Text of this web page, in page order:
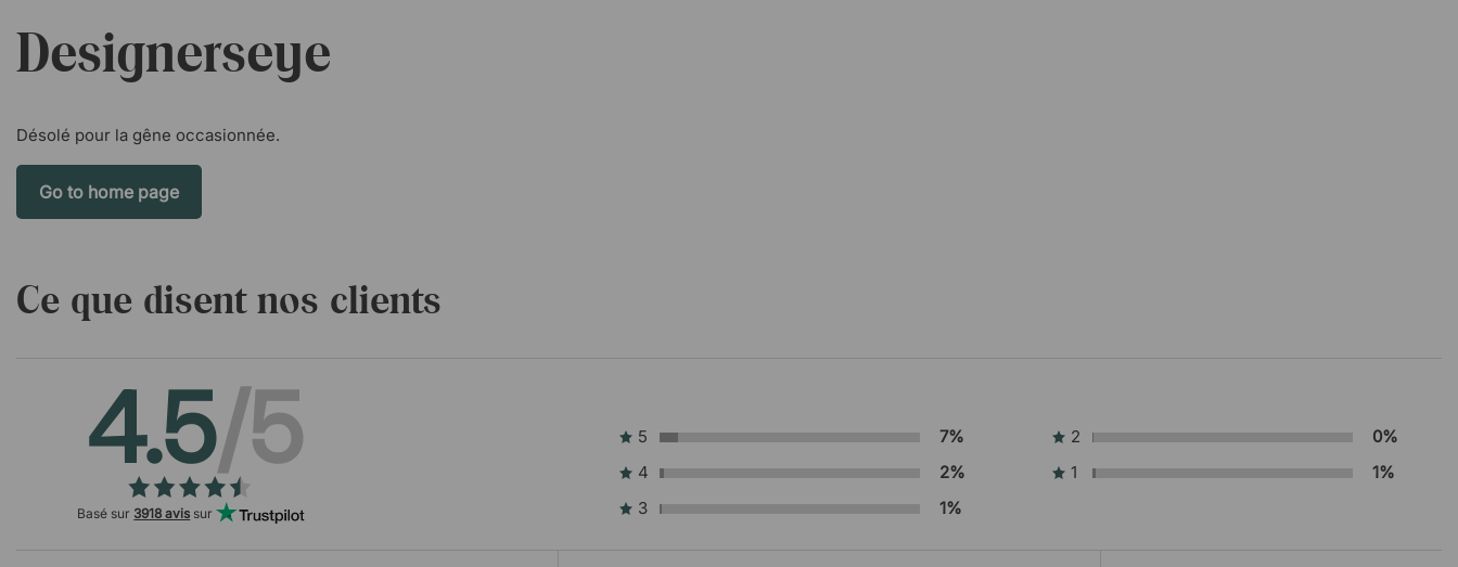
Designerseye
Désolé pour la gêne occasionnée.
Ce que disent nos clients
4.5/5
Basé sur 3918 avis sur
5
7%
4
2%
3
1%
2
0%
1
1%